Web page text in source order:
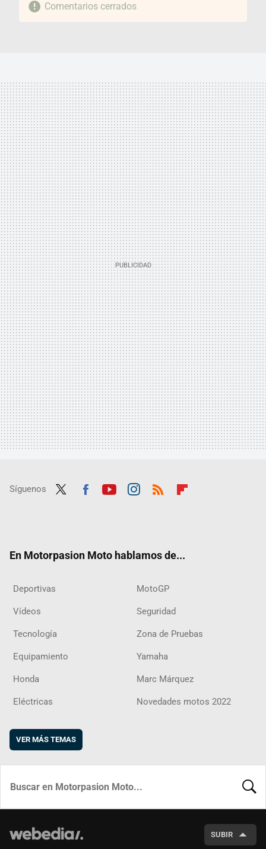
Comentarios cerrados
Síguenos
En Motorpasion Moto hablamos de...
Deportivas MotoGP
Vídeos Seguridad
Tecnología Zona de Pruebas
Equipamiento Yamaha
Honda Marc Márquez
Eléctricas Novedades motos 2022
VER MÁS TEMAS
SUBIR